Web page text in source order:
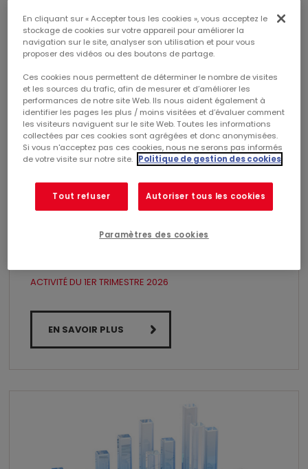
ACTIVITÉ DU 1ER TRIMESTRE 2026
EN SAVOIR PLUS
En cliquant sur « Accepter tous les cookies », vous acceptez le
stockage de cookies sur votre appareil pour améliorer la
navigation sur le site, analyser son utilisation et pour vous
proposer des vidéos ou des boutons de partage.
Ces cookies nous permettent de déterminer le nombre de visites
et les sources du trafic, afin de mesurer et d’améliorer les
performances de notre site Web. Ils nous aident également à
identifier les pages les plus / moins visitées et d’évaluer comment
les visiteurs naviguent sur le site Web. Toutes les informations
collectées par ces cookies sont agrégées et donc anonymisées.
Si vous n'acceptez pas ces cookies, nous ne serons pas informés
de votre visite sur notre site. Politique de gestion des cookies
Tout refuser Autoriser tous les cookies
Paramètres des cookies